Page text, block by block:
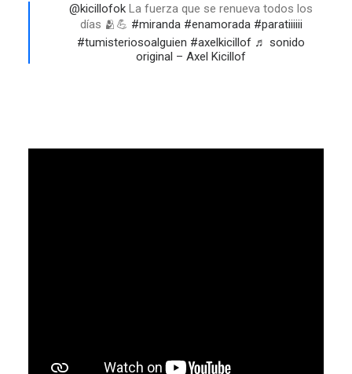
@kicillofok La fuerza que se renueva todos los
días 🫂💪 #miranda #enamorada #paratiiiiii
#tumisteriosoalguien #axelkicillof ♬ sonido
original – Axel Kicillof